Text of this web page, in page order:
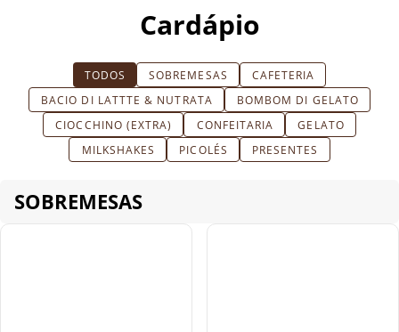
Cardápio
TODOS SOBREMESAS
CAFETERIA
BACIO DI LATTTE & NUTRATA
BOMBOM DI GELATO
CIOCCHINO (EXTRA)
CONFEITARIA
GELATO
MILKSHAKES
PICOLÉS PRESENTES
SOBREMESAS